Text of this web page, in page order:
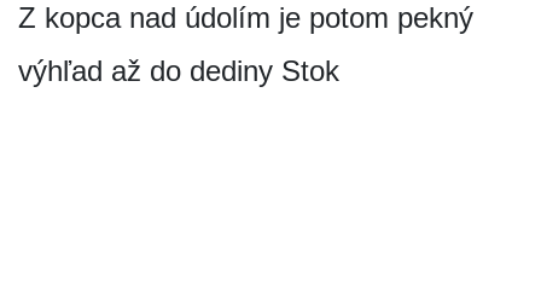
Z kopca nad údolím je potom pekný
výhľad až do dediny Stok